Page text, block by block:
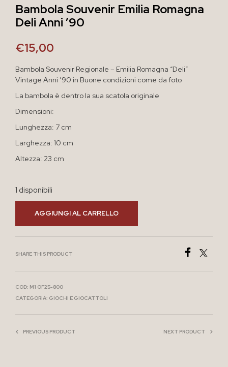
Bambola Souvenir Emilia Romagna
Deli Anni ’90
€15,00
Bambola Souvenir Regionale – Emilia Romagna “Deli”
Vintage Anni ’90 in Buone condizioni come da foto
La bambola è dentro la sua scatola originale
Dimensioni:
Lunghezza: 7 cm
Larghezza: 10 cm
Altezza: 23 cm
1 disponibili
AGGIUNGI AL CARRELLO
SHARE THIS PRODUCT
COD: M1 OF25-800
CATEGORIA: GIOCHI E GIOCATTOLI
PREVIOUS PRODUCT NEXT PRODUCT